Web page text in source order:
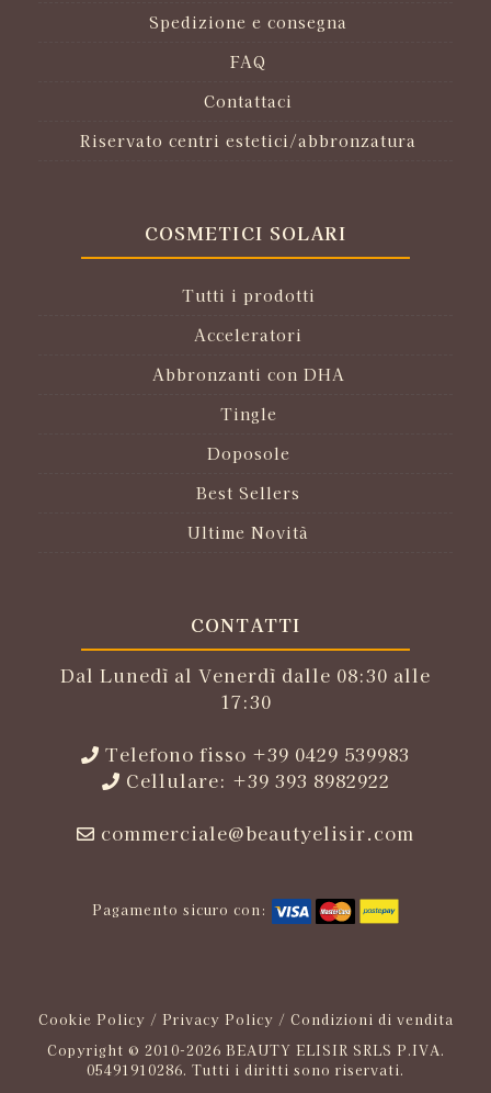
Spedizione e consegna
FAQ
Contattaci
Riservato centri estetici/abbronzatura
COSMETICI SOLARI
Tutti i prodotti
Acceleratori
Abbronzanti con DHA
Tingle
Doposole
Best Sellers
Ultime Novità
CONTATTI
Dal Lunedì al Venerdì dalle 08:30 alle
17:30
Telefono fisso +39 0429 539983
Cellulare: +39 393 8982922
commerciale@beautyelisir.com
Pagamento sicuro con:
Cookie Policy / Privacy Policy / Condizioni di vendita
Copyright © 2010-2026 BEAUTY ELISIR SRLS P.IVA.
05491910286. Tutti i diritti sono riservati.